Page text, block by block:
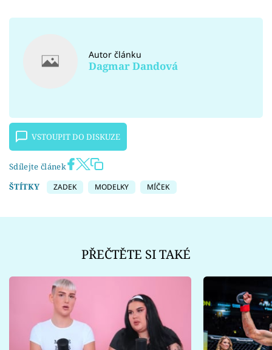
Autor článku
Dagmar Dandová
VSTOUPIT DO DISKUZE
Sdílejte článek
ŠTÍTKY
ZADEK MODELKY MÍČEK
PŘEČTĚTE SI TAKÉ